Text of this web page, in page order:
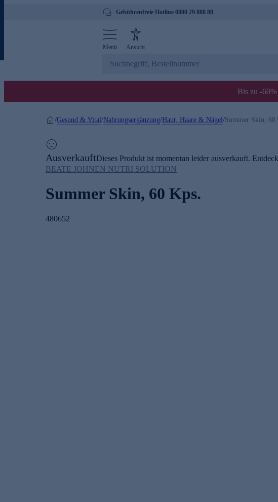
Gebührenfreie Hotline 0800 29 888 88
Menü Ansicht
Bis zu -
/Gesund & Vital/Nahrungsergänzung/Haut, Haare & Nägel/Summer Skin, 60
AusverkauftDieses Produkt ist momentan leider ausverkauft.
BEATE JOHNEN NUTRI SOLUTION
Summer Skin, 60 Kps.
480652